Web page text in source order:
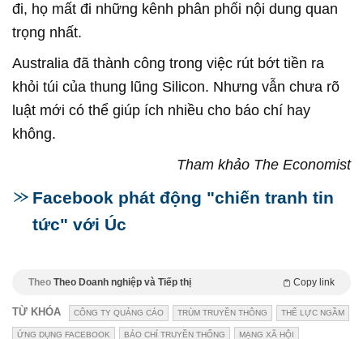
đi, họ mất đi những kênh phân phối nội dung quan
trọng nhất.
Australia đã thành công trong việc rút bớt tiền ra
khỏi túi của thung lũng Silicon. Nhưng vẫn chưa rõ
luật mới có thể giúp ích nhiều cho báo chí hay
không.
Tham khảo The Economist
Facebook phát động "chiến tranh tin
tức" với Úc
Theo Theo Doanh nghiệp và Tiếp thị Copy link
TỪ KHÓA CÔNG TY QUẢNG CÁO TRÙM TRUYỀN THÔNG THẾ LỰC NGẦM
ỨNG DỤNG FACEBOOK BÁO CHÍ TRUYỀN THỐNG MẠNG XÃ HỘI